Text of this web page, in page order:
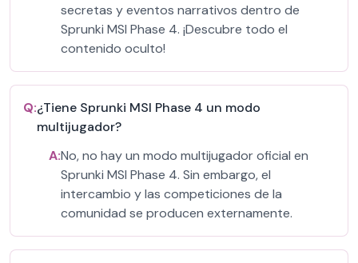
secretas y eventos narrativos dentro de
Sprunki MSI Phase 4. ¡Descubre todo el
contenido oculto!
Q:¿Tiene Sprunki MSI Phase 4 un modo
multijugador?
A:No, no hay un modo multijugador oficial en
Sprunki MSI Phase 4. Sin embargo, el
intercambio y las competiciones de la
comunidad se producen externamente.